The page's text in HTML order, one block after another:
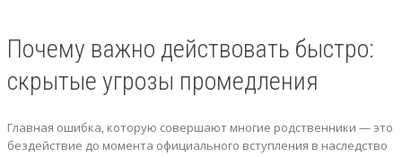
Почему важно действовать быстро:
скрытые угрозы промедления
Главная ошибка, которую совершают многие родственники — это
бездействие до момента официального вступления в наследство